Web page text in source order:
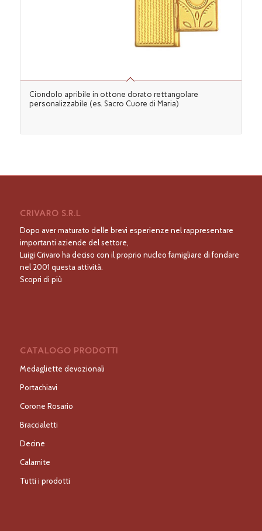
Ciondolo apribile in ottone dorato rettangolare
personalizzabile (es. Sacro Cuore di Maria)
CRIVARO S.R.L
Dopo aver maturato delle brevi esperienze nel rappresentare
importanti aziende del settore,
Luigi Crivaro ha deciso con il proprio nucleo famigliare di fondare
nel 2001 questa attività.
Scopri di più
CATALOGO PRODOTTI
Medagliette devozionali
Portachiavi
Corone Rosario
Braccialetti
Decine
Calamite
Tutti i prodotti